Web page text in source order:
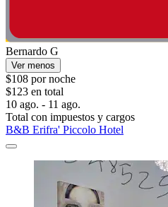
Bernardo G
Ver menos
$108 por noche
$123 en total
10 ago. - 11 ago.
Total con impuestos y cargos
B&B Erifra' Piccolo Hotel